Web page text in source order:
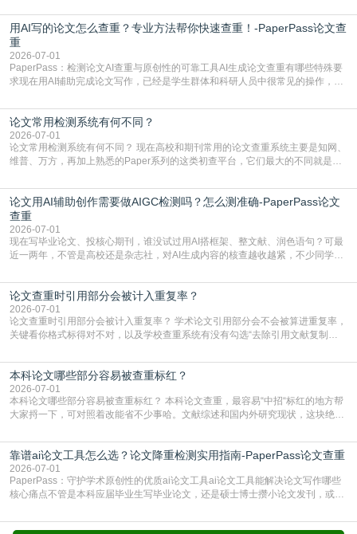
实际情况和大家想的不太一样。AI训练依赖海量公开学术文献、网络内容，生成
内容本质是按照语义概率拼接已有内容，很容易和已发布的作品撞重复，甚至会
直接引用整段已有内容，所以查重率偏高是
用AI写的论文怎么查重？专业方法帮你快速查重！-PaperPass论文查
重
2026-07-01
PaperPass：检测论文AI查重与原创性的可靠工具AI生成论文查重有哪些特殊要
求现在用AI辅助完成论文写作，已经是学生群体和科研人员中很常见的操作，不
但很多人忽略了，AI生成的内容天生带有重复风险——训练AI的数据集本身就包
含大量已公开的学术内容、网络原创内容，AI输出内容时很容易无意识拼接出重
复片
论文常用检测系统有何不同？
2026-07-01
论文常用检测系统有何不同？ 现在高校和期刊常用的论文查重系统主要是知网、
维普、万方，再加上熟悉的Paper系列的这类初查平台，它们最大的不同就是数
查数值误导。知网（CNKI）是学校定稿检测的绝对主流。本科用PMLC，含大学
生联合比对库，能比历届学长论文，硕博用VIP/TMLC，含学术论文联合比对
库，期刊投稿用AMLMC/SML
论文用AI辅助创作需要做AIGC检测吗？怎么测准确-PaperPass论文
查重
2026-07-01
现在写毕业论文、投核心期刊，谁没试过用AI搭框架、整文献、润色语句？可最
近一两年，不管是高校还是杂志社，对AI生成内容的核查越收越紧，不少同学投
真的太亏。提前做AIGC检测，已经成了很多过来人交稿前必做的一步。为什么
AIGC检测成了论文答辩投稿前的必备项？可能还有不少人觉得，我就用AI搭了个
框架，内容都是自己写的，至于做AIG
论文查重时引用部分会被计入重复率？
2026-07-01
论文查重时引用部分会被计入重复率？ 学术论文引用部分会不会被算进重复率，
关键看你格式标得对不对，以及学校查重系统有没有勾选“去除引用文献复制
独占一行，每条文献用[1][2]方括号编号、与正文一一对应，著录项符合GB/T
7714（作者、题名、刊名、年、卷期、页码齐全，标点用半角）；查重系统识别
成功后通常把这段标为引用，
本科论文哪些部分容易被查重标红？
2026-07-01
本科论文哪些部分容易被查重标红？ 本科论文查重，最容易“中招“标红的地方帮
大家捋一下，可对照着改能省不少事哈。文献综述和国内外研究现状，这块绝对
乎一模一样的话，你要是直接复制百度百科、教材或别人写好的综述段落，系统
一抓一个准，整段飘红。研究背景、意义和方法描述也是不可避免，比如“本文采
用问卷调查法““运用SPSS软件进行数据分
靠谱ai论文工具怎么选？论文降重检测实用指南-PaperPass论文查重
2026-07-01
PaperPass：守护学术原创性的优质ai论文工具ai论文工具能解决论文写作哪些
核心痛点不管是本科应届毕业生写毕业论文，还是硕士博士攒小论文发刊，或是
自己逐句读逐句改，熬好几个大夜不说，还经常改不到点上，交上去才发现重复